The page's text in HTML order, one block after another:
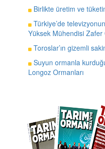
Birlikte üretim ve
Türkiye’de
Yüksek Mühendisi Zafer
Toroslar’ın gizemli
Suyun ormanla
Longoz Ormanları